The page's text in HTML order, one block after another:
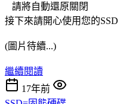
請將自動還原關閉
接下來請開心使用您的SSD
(圖片待續...)
繼續閱讀
17年前